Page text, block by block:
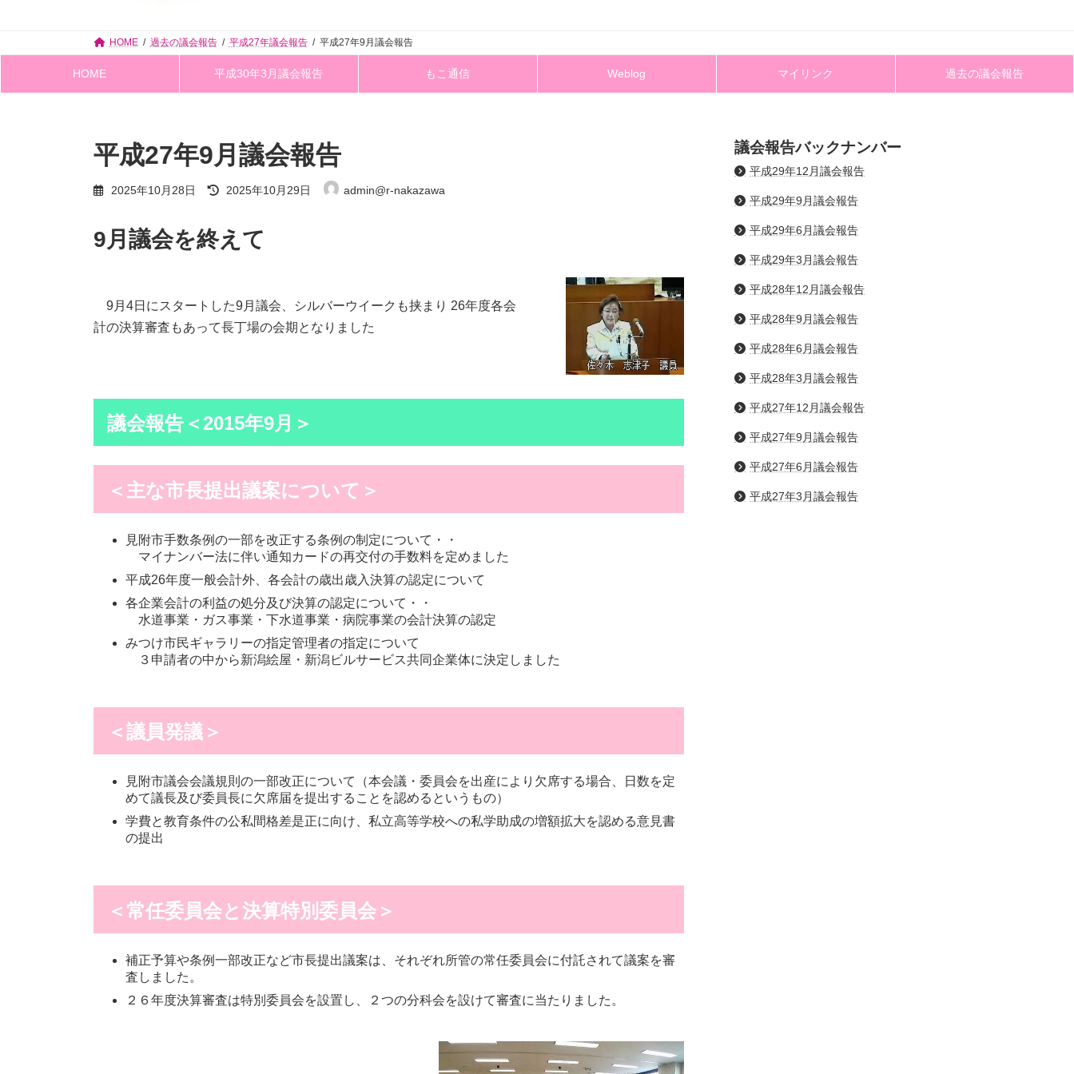
HOME 過去の議会報告 平成27年議会報告 平成27年9月議会報告
HOME 平成30年3月議会報告 もこ通信 Weblog マイリンク 過去の議会報告
平成27年9月議会報告
2025年10月28日
最
終
新
日
2025年10月29日 admin@r-nakazawa
9月議会を終えて
9月4日にスタートした9月議会、シルバーウイークも挟まり 26年度各会
計の決算審査もあって長丁場の会期となりました
議会報告＜2015年9月＞
＜主な市長提出議案について＞
見附市手数条例の一部を改正する条例の制定について・・
マイナンバー法に伴い通知カードの再交付の手数料を定めました
平成26年度一般会計外、各会計の歳出歳入決算の認定について
各企業会計の利益の処分及び決算の認定について・・
水道事業・ガス事業・下水道事業・病院事業の会計決算の認定
みつけ市民ギャラリーの指定管理者の指定について
３申請者の中から新潟絵屋・新潟ビルサービス共同企業体に決定しました
＜議員発議＞
見附市議会会議規則の一部改正について（本会議・委員会を出産により欠席する場合、日数を定
めて議長及び委員長に欠席届を提出することを認めるというもの）
学費と教育条件の公私間格差是正に向け、私立高等学校への私学助成の増額拡大を認める意見書
の提出
＜常任委員会と決算特別委員会＞
補正予算や条例一部改正など市長提出議案は、それぞれ所管の常任委員会に付託されて議案を審
査しました。
２６年度決算審査は特別委員会を設置し、２つの分科会を設けて審査に当たりました。
議会報告バックナンバー
平成29年12月議会報告
平成29年9月議会報告
平成29年6月議会報告
平成29年3月議会報告
平成28年12月議会報告
平成28年9月議会報告
平成28年6月議会報告
平成28年3月議会報告
平成27年12月議会報告
平成27年9月議会報告
平成27年6月議会報告
平成27年3月議会報告